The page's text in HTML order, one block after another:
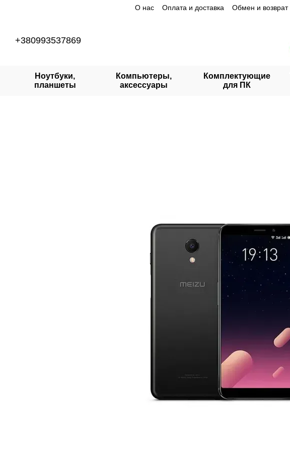
О нас Оплата и доставка Обмен и возврат
+380993537869
Ноутбуки,
планшеты
Компьютеры,
аксессуары
Комплектующие
для ПК